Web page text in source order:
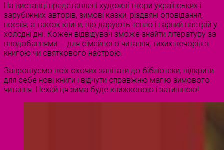
На виставці представлені художні твори українських і
зарубіжних авторів, зимові казки, різдвяні оповідання,
поезія, а також книги, що дарують тепло і гарний настрій у
холодні дні. Кожен відвідувач зможе знайти літературу за
вподобаннями — для сімейного читання, тихих вечорів з
книгою чи святкового настрою.
Запрошуємо всіх охочих завітати до бібліотеки, відкрити
для себе нові книги і відчути справжню магію зимового
читання. Нехай ця зима буде книжковою і затишною!